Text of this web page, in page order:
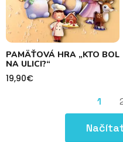
PAMÄŤOVÁ HRA „KTO BOL
NA ULICI?“
19,90€
1